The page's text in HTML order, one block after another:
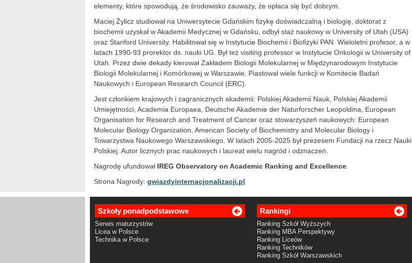
elementy, które spowodują, że środowisko zauważy, że opłaca się być dobrym.
Maciej Żylicz studiował na Uniwersytecie Gdańskim fizykę doświadczalną i biologię, doktorat z
biochemii uzyskał w Akademii Medycznej w Gdańsku, odbył staż naukowy w University of Utah (USA)
oraz Stanford University. Habilitował się w Instytucie Biochemii i Biofizyki PAN. Wieloletni profesor, a w
latach 1990-93 prorektor ds. nauki UG. Był też visiting professor w Instytucie Onkologii w University of
Utah. Przez dwie dekady kierował Zakładem Biologii Molekularnej w Międzynarodowym Instytucie
Biologii Molekularnej i Komórkowej w Warszawie. Piastował wiele funkcji w Komitecie Badań
Naukowych i European Research Council (ERC).
Jest członkiem krajowych i zagranicznych akademii: Polskiej Akademii Nauk, Polskiej Akademii
Umiejętności, Academia Europaea, Deutsche Akademie der Naturforscher Leopoldina, European
Organisation for Research and Treatment of Cancer oraz stowarzyszeń naukowych: European
Molecular Biology Organization, American Society of Biochemistry and Molecular Biology i
Towarzystwa Naukowego Warszawskiego. W latach 2005-2025 był prezesem Fundacji na rzecz Nauki
Polskiej. Autor licznych prac naukowych i laureat wielu nagród i odznaczeń.
Nagrodę ufundował IREG Observatory on Academic Ranking and Excellence
Strona Nagrody: gwiazdyinternacjonalizacji.pl
Szkoły ponadpodstawowe
Serwis maturzystów
Licea w Polsce
Technika w Polsce
Rankingi
Ranking Szkół Wyższych
Ranking MBA Perspektywy
Ranking Liceów
Ranking Techników
Ranking Szkół Warszawskich